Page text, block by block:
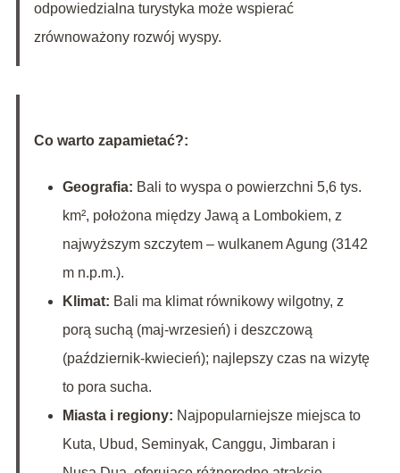
odpowiedzialna turystyka może wspierać
zrównoważony rozwój wyspy.
Co warto zapamietać?:
Geografia: Bali to wyspa o powierzchni 5,6 tys.
km², położona między Jawą a Lombokiem, z
najwyższym szczytem – wulkanem Agung (3142
m n.p.m.).
Klimat: Bali ma klimat równikowy wilgotny, z
porą suchą (maj-wrzesień) i deszczową
(październik-kwiecień); najlepszy czas na wizytę
to pora sucha.
Miasta i regiony: Najpopularniejsze miejsca to
Kuta, Ubud, Seminyak, Canggu, Jimbaran i